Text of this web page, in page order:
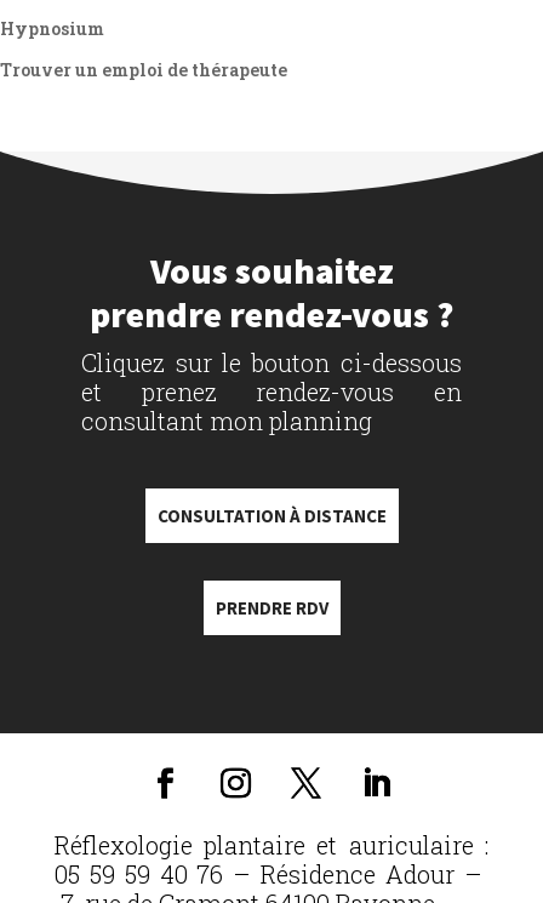
Hypnosium
Trouver un emploi de thérapeute
Vous souhaitez
prendre rendez-vous ?
Cliquez sur le bouton ci-dessous
et prenez rendez-vous en
consultant mon planning
CONSULTATION À DISTANCE
PRENDRE RDV
Réflexologie plantaire et auriculaire :
05 59 59 40 76 – Résidence Adour –